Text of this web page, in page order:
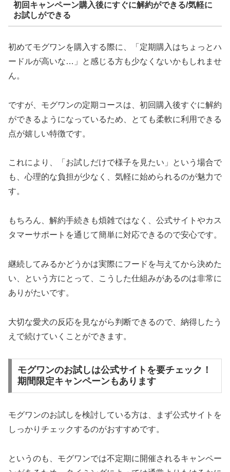
初回キャンペーン購入後にすぐに解約ができる/気軽に
お試しができる
初めてモグワンを購入する際に、「定期購入はちょっとハ
ードルが高いな…」と感じる方も少なくないかもしれませ
ん。
ですが、モグワンの定期コースは、初回購入後すぐに解約
ができるようになっているため、とても柔軟に利用できる
点が嬉しい特徴です。
これにより、「お試しだけで様子を見たい」という場合で
も、心理的な負担が少なく、気軽に始められるのが魅力で
す。
もちろん、解約手続きも煩雑ではなく、公式サイトやカス
タマーサポートを通じて簡単に対応できるので安心です。
継続してみるかどうかは実際にフードを与えてから決めた
い、という方にとって、こうした仕組みがあるのは非常に
ありがたいです。
大切な愛犬の反応を見ながら判断できるので、納得したう
えで続けていくことができます。
モグワンのお試しは公式サイトを要チェック！
期間限定キャンペーンもあります
モグワンのお試しを検討している方は、まず公式サイトを
しっかりチェックするのがおすすめです。
というのも、モグワンでは不定期に開催されるキャンペー